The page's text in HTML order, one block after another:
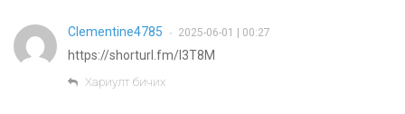
Clementine4785 • 2025-06-01 | 00:27
https://shorturl.fm/I3T8M
Хариулт бичих